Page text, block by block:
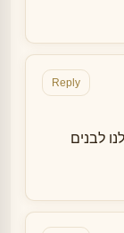
Reply
לבנים